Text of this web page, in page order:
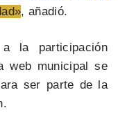
, añadió.
la participación
web municipal se
ser parte de la